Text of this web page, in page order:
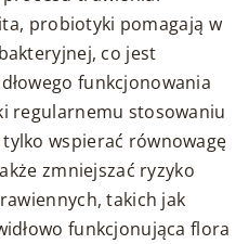
probiotyki pomagają w
co jest
funkcjonowania
regularnemu stosowaniu
wspierać równowagę
zmniejszać ryzyko
takich jak
funkcjonująca flora